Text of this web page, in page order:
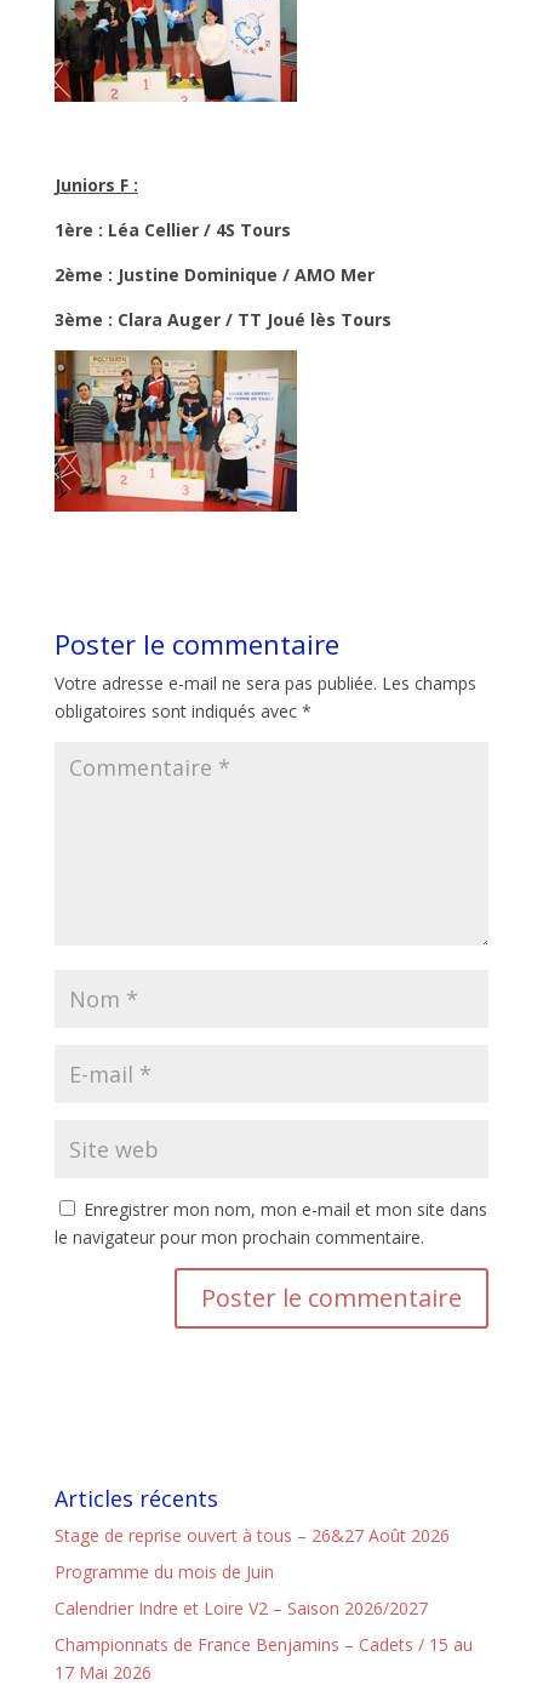
Juniors F :
1ère : Léa Cellier / 4S Tours
2ème : Justine Dominique / AMO Mer
3ème : Clara Auger / TT Joué lès Tours
Poster le commentaire
Votre adresse e-mail ne sera pas publiée. Les champs
obligatoires sont indiqués avec *
Enregistrer mon nom, mon e-mail et mon site dans
le navigateur pour mon prochain commentaire.
Articles récents
Stage de reprise ouvert à tous – 26&27 Août 2026
Programme du mois de Juin
Calendrier Indre et Loire V2 – Saison 2026/2027
Championnats de France Benjamins – Cadets / 15 au
17 Mai 2026